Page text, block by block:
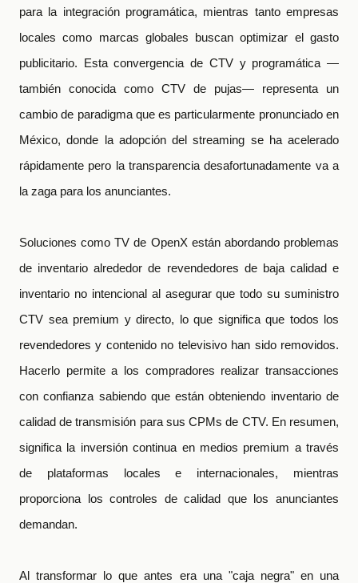
para la integración programática, mientras tanto empresas
locales como marcas globales buscan optimizar el gasto
publicitario. Esta convergencia de CTV y programática —
también conocida como CTV de pujas— representa un
cambio de paradigma que es particularmente pronunciado en
México, donde la adopción del streaming se ha acelerado
rápidamente pero la transparencia desafortunadamente va a
la zaga para los anunciantes.
Soluciones como TV de OpenX están abordando problemas
de inventario alrededor de revendedores de baja calidad e
inventario no intencional al asegurar que todo su suministro
CTV sea premium y directo, lo que significa que todos los
revendedores y contenido no televisivo han sido removidos.
Hacerlo permite a los compradores realizar transacciones
con confianza sabiendo que están obteniendo inventario de
calidad de transmisión para sus CPMs de CTV. En resumen,
significa la inversión continua en medios premium a través
de plataformas locales e internacionales, mientras
proporciona los controles de calidad que los anunciantes
demandan.
Al transformar lo que antes era una "caja negra" en una